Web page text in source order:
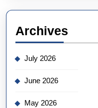
Archives
July 2026
June 2026
May 2026